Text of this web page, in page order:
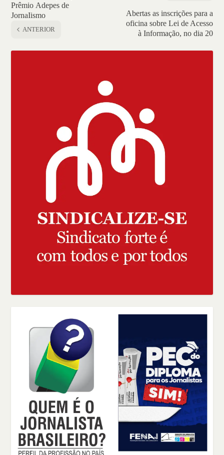
Prêmio Adepes de
JornaIismo
ANTERIOR
Abertas as inscrições para a
oficina sobre Lei de Acesso
à Informação, no dia 20